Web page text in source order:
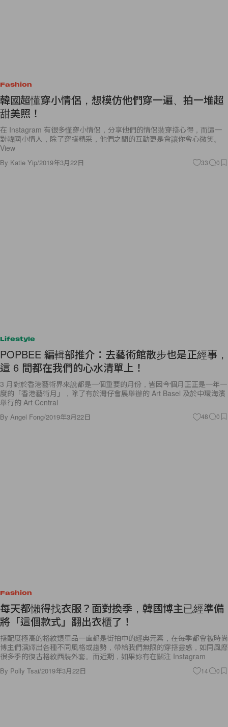
Fashion
韓國超懂穿小情侶，想模仿他們穿一遍、拍一堆超
甜美照！
在 Instagram 有很多懂穿小情侶，分享他們的情侶裝穿搭心得，而這一
對韓國小情人，除了穿搭精采，他們之間的互動更是會讓你會心微笑。
View
By Katie Yip/2019年3月22日 33 0
Lifestyle
POPBEE 編輯部推介：去藝術館散步也是正經事，
這 6 間都在我們的心水清單上！
3 月對於香港藝術界來說都是一個重要的月份，皆因今個月正正是一年一
度的「香港藝術月」，除了有於灣仔會展舉辦的 Art Basel 及於中環海濱
舉行的 Art Central
By Angel Fong/2019年3月22日 48 0
Fashion
每天都懶得找衣服？面對換季，韓國博主已經準備
將「這個款式」翻出衣櫃了！
搭配度極高的格紋類單品一直都是街拍中的經典元素，在每季都會被時尚
博主們演繹出各種不同風格或趨勢，帶給我們無限的穿搭靈感，如同風靡
很多季的復古格紋西裝外套。而近期，如果妳有在關注 Instagram
By Polly Tsai/2019年3月22日 14 0